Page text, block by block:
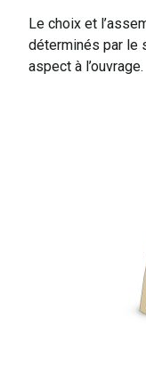
Le choix et
déterminés par le
aspect à l’ouvrage.